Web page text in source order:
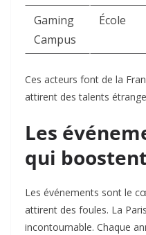
Gaming
Campus
École
Ces acteurs font de la
attirent des talents
Les
qui
Les événements sont le
attirent des foules. La
incontournable. Chaque